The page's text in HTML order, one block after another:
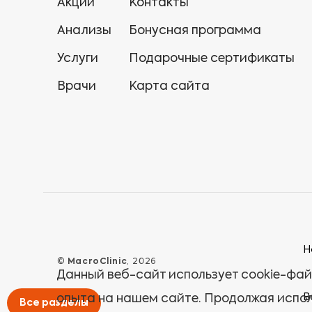
Остеопатия
Оториноларингология
Пульмонология
Сурдология
Акции
Анализы
Услуги
Врачи
Контакты
Бонусная программа
Подарочные сертификаты
Карта сайта
© MacroClinic, 2026
Данный веб-сайт использует cookie-
опыта на нашем сайте. Продолжая
Все разделы